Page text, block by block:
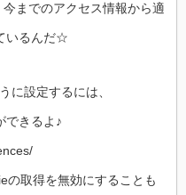
までのアクセス情報から適
いるんだ☆
に設定するには、
できるよ♪
の取得を無効にすることも